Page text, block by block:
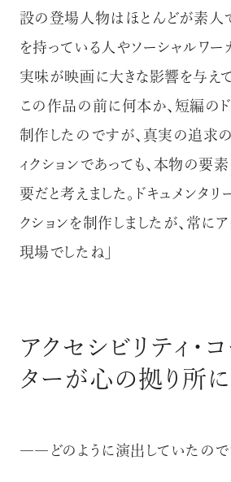
設の登場人物はほとんどが素人
を持っている人やソーシャルワー
実味が映画に大きな影響を与えて
この作品の前に何本か、短編のド
制作したのですが、真実の追求
ィクションであっても、本物の要
要だと考えました。ドキュメンタリ
クションを制作しましたが、常に
現場でしたね」
アクセシビリティ・
ターが心の拠り所に
――どのように演出していたので